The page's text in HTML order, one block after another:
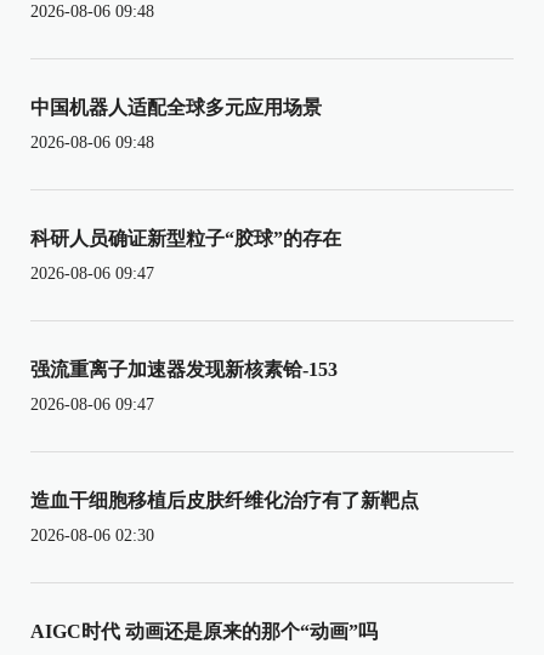
2026-08-06 09:48
中国机器人适配全球多元应用场景
2026-08-06 09:48
科研人员确证新型粒子“胶球”的存在
2026-08-06 09:47
强流重离子加速器发现新核素铪-153
2026-08-06 09:47
造血干细胞移植后皮肤纤维化治疗有了新靶点
2026-08-06 02:30
AIGC时代 动画还是原来的那个“动画”吗